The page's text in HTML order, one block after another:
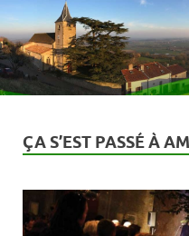
ÇA S’EST PASSÉ À